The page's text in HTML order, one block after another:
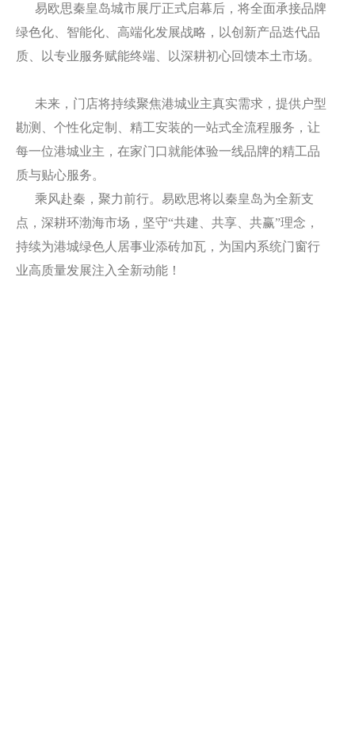
易欧思秦皇岛城市展厅正式启幕后，将全面承接品牌
绿色化、智能化、高端化发展战略，以创新产品迭代品
质、以专业服务赋能终端、以深耕初心回馈本土市场。
未来，门店将持续聚焦港城业主真实需求，提供户型
勘测、个性化定制、精工安装的一站式全流程服务，让
每一位港城业主，在家门口就能体验一线品牌的精工品
质与贴心服务。
乘风赴秦，聚力前行。易欧思将以秦皇岛为全新支
点，深耕环渤海市场，坚守“共建、共享、共赢”理念，
持续为港城绿色人居事业添砖加瓦，为国内系统门窗行
业高质量发展注入全新动能！